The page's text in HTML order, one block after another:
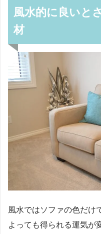
風水的に良いと
材
風水ではソファの色だけ
よっても得られる運気が